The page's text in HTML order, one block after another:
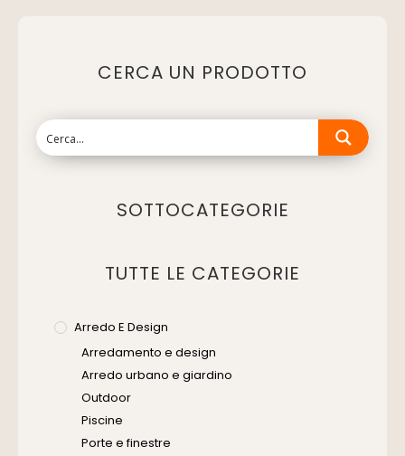
CERCA UN PRODOTTO
SOTTOCATEGORIE
TUTTE LE CATEGORIE
Arredo E Design
Arredamento e design
Arredo urbano e giardino
Outdoor
Piscine
Porte e finestre